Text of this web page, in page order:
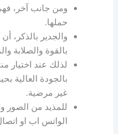
ومن جانب آخر،
حملها.
والجدير بالذكر،
بالقوة والصلابة
لذلك عند اختيار
بالجودة العالية
غير مرضية.
للمذيد من الصور
الواتس اب او اتصال